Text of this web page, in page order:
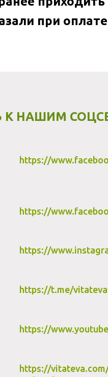
при
К НАШИМ
https://
https://
https://
https://t.me/vitateva
https://
https://